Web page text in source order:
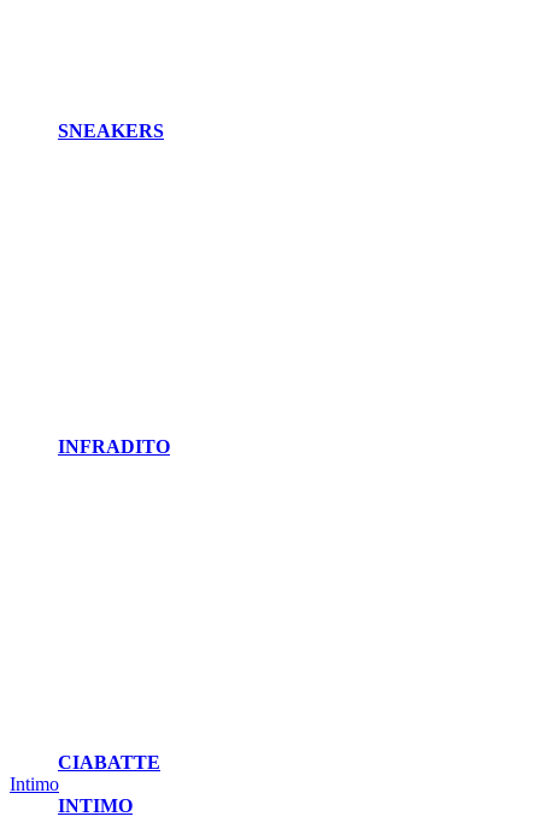
SNEAKERS
INFRADITO
CIABATTE
Intimo
INTIMO